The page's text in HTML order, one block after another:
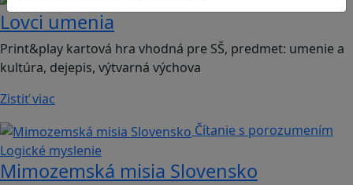
Lovci umenia
Print&play kartová hra vhodná pre SŠ, predmet: umenie a
kultúra, dejepis, výtvarná výchova
Zistiť viac
Čítanie s porozumením
Logické myslenie
Mimozemská misia Slovensko